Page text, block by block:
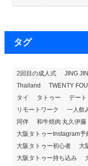
ー
タグ
2回目の成人式 JING
Thailand
TWENTY
タイ
タトゥー デート
リモートワーク
一人飲
同伴
和牛焼肉 丸久伊藤
大阪タトゥーInstagram予
大阪タトゥー初心者
大
大阪タトゥー持ち込み